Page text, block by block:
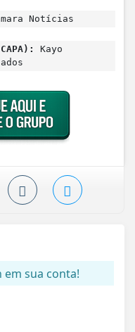
Notícias
Kayo
sua conta!